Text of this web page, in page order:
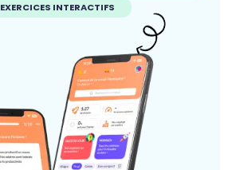
EXERCICES INTERACTIFS